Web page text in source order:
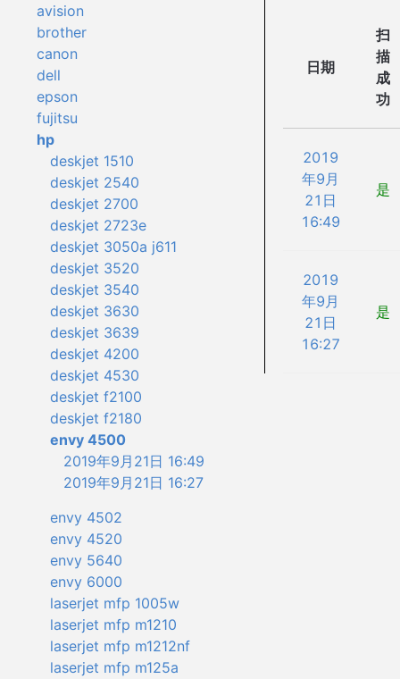
avision
brother
canon
dell
epson
fujitsu
hp
deskjet 1510
deskjet 2540
deskjet 2700
deskjet 2723e
deskjet 3050a j611
deskjet 3520
deskjet 3540
deskjet 3630
deskjet 3639
deskjet 4200
deskjet 4530
deskjet f2100
deskjet f2180
envy 4500
2019年9月21日 16:49
2019年9月21日 16:27
envy 4502
envy 4520
envy 5640
envy 6000
laserjet mfp 1005w
laserjet mfp m1210
laserjet mfp m1212nf
laserjet mfp m125a
日期
扫
描
成
功
2019
年9月
21日
16:49
是
2019
年9月
21日
16:27
是